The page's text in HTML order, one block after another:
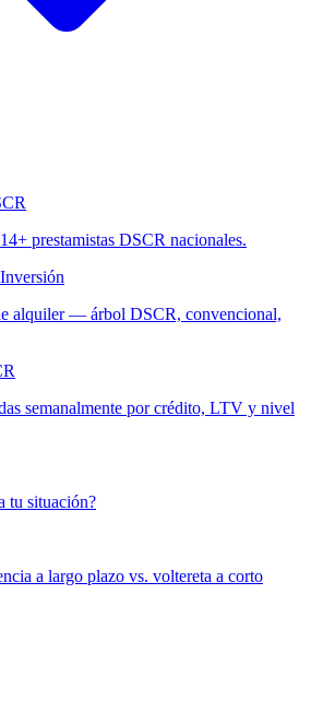
prestamistas DSCR nacionales.
alquiler — árbol DSCR, convencional,
semanalmente por crédito, LTV y nivel
tu situación?
a largo plazo vs. voltereta a corto